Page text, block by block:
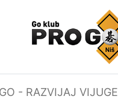
- RAZVIJAJ VIJUGE